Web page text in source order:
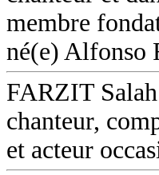
membre
né(e) Alfonso
FARZIT Salah
chanteur,
et acteur